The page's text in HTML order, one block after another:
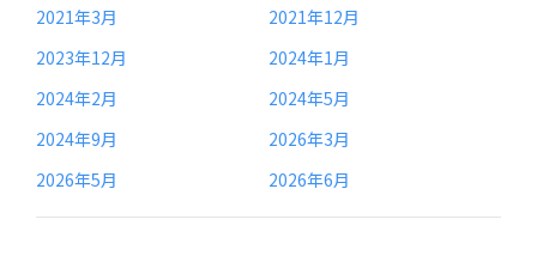
2021年3月
2021年12月
2023年12月
2024年1月
2024年2月
2024年5月
2024年9月
2026年3月
2026年5月
2026年6月